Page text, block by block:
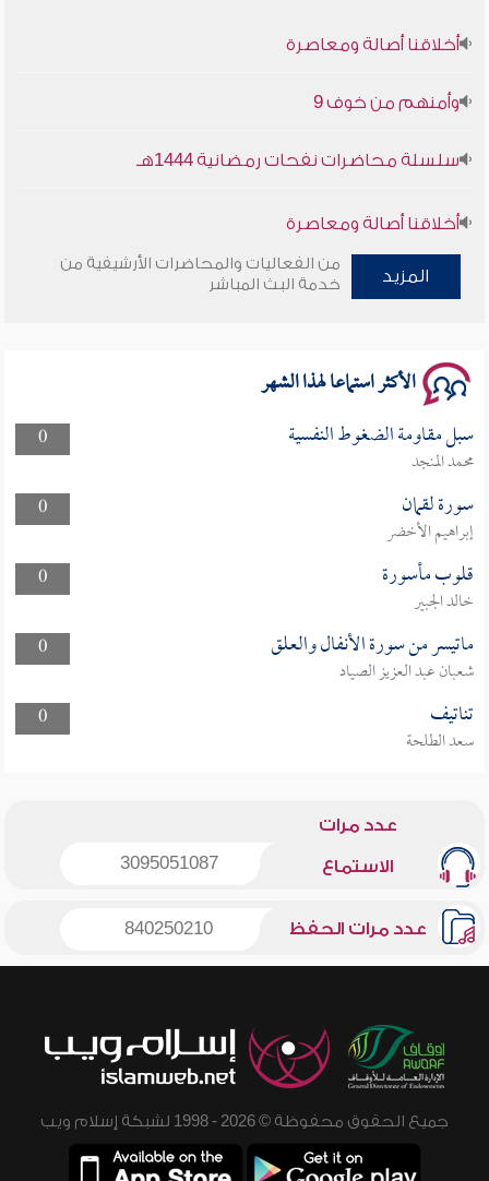
أخلاقنا أصالة ومعاصرة
وأمنهم من خوف 9
سلسلة محاضرات نفحات رمضانية 1444هـ
أخلاقنا أصالة ومعاصرة
وأمنهم من خوف 9
المزيد
من الفعاليات والمحاضرات الأرشيفية من
خدمة البث المباشر
الأكثر استماعا لهذا الشهر
0 سبل مقاومة الضغوط النفسية
محمد المنجد
0
سورة لقمان
إبراهيم الأخضر
0
قلوب مأسورة
خالد الجبير
0
ماتيسر من سورة الأنفال والعلق
شعبان عبد العزيز الصياد
0
تناتيف
سعد الطلحة
عدد مرات
الاستماع 3095051087
عدد مرات الحفظ 840250210
جميع الحقوق محفوظة © 2026 - 1998 لشبكة إسلام ويب